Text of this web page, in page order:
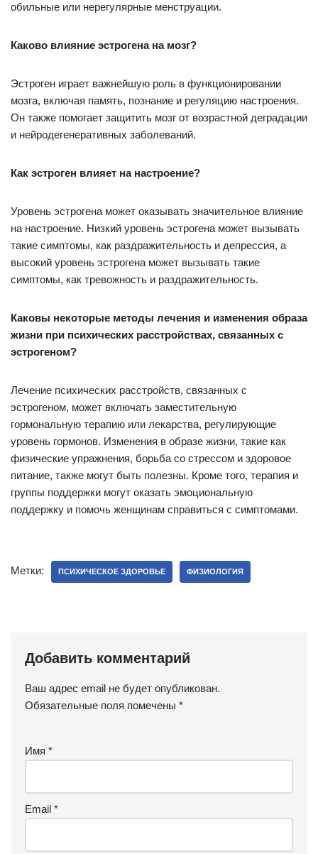
обильные или нерегулярные менструации.
Каково влияние эстрогена на мозг?
Эстроген играет важнейшую роль в функционировании
мозга, включая память, познание и регуляцию настроения.
Он также помогает защитить мозг от возрастной деградации
и нейродегенеративных заболеваний.
Как эстроген влияет на настроение?
Уровень эстрогена может оказывать значительное влияние
на настроение. Низкий уровень эстрогена может вызывать
такие симптомы, как раздражительность и депрессия, а
высокий уровень эстрогена может вызывать такие
симптомы, как тревожность и раздражительность.
Каковы некоторые методы лечения и изменения образа
жизни при психических расстройствах, связанных с
эстрогеном?
Лечение психических расстройств, связанных с
эстрогеном, может включать заместительную
гормональную терапию или лекарства, регулирующие
уровень гормонов. Изменения в образе жизни, такие как
физические упражнения, борьба со стрессом и здоровое
питание, также могут быть полезны. Кроме того, терапия и
группы поддержки могут оказать эмоциональную
поддержку и помочь женщинам справиться с симптомами.
Метки: ПСИХИЧЕСКОЕ ЗДОРОВЬЕ ФИЗИОЛОГИЯ
Добавить комментарий
Ваш адрес email не будет опубликован.
Обязательные поля помечены *
Имя *
Email *